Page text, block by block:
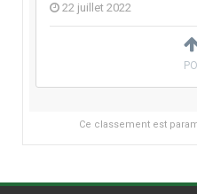
22 juillet 2022
Ce classement est